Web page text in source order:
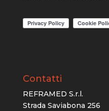
Contatti
REFRAMED S.r.l.
Strada Saviabona 256